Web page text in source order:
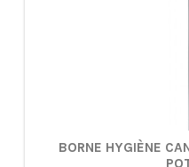
BORNE HYGIÈNE